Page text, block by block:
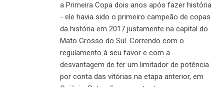
a Primeira Copa dois anos após fazer história
- ele havia sido o primeiro campeão de copas
da história em 2017 justamente na capital do
Mato Grosso do Sul. Correndo com o
regulamento à seu favor e com a
desvantagem de ter um limitador de potência
por conta das vitórias na etapa anterior, em